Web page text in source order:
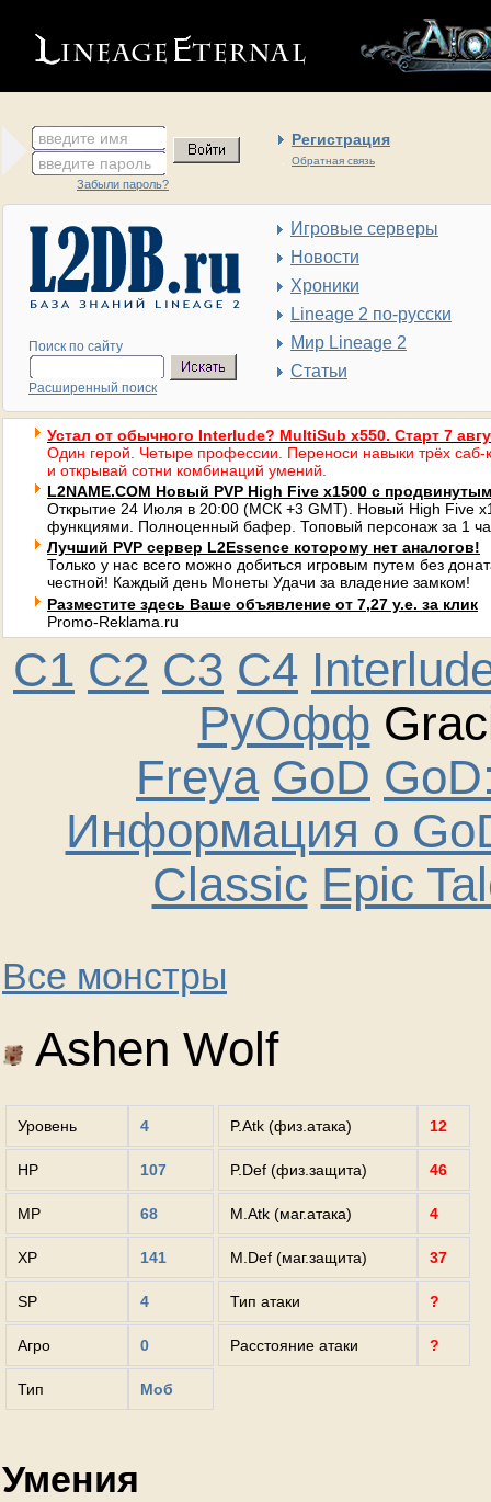
введите имя Регистрация
Обратная связь
введите пароль
Забыли пароль?
Поиск по сайту
Расширенный поиск
Игровые серверы
Новости
Хроники
Lineage 2 по-русски
Мир Lineage 2
Статьи
Устал от обычного Interlude? MultiSub x550. Старт 7
Один герой. Четыре профессии. Переноси навыки трёх саб-
и открывай сотни комбинаций умений.
L2NAME.COM Новый PVP High Five x1500 с
Открытие 24 Июля в 20:00 (МСК +3 GMT). Новый High Five
функциями. Полноценный бафер. Топовый персонаж за 1
Лучший PVP сервер L2Essence которому нет аналогов!
Только у нас всего можно добиться игровым путем без
честной! Каждый день Монеты Удачи за владение замком!
Разместите здесь Ваше объявление от 7,27 у.е. за клик
Promo-Reklama.ru
C1 C2 C3 C4
РуОфф
Freya GoD
Информация о
Classic Epic
Все монстры
Ashen Wolf
Уровень 4
HP 107
MP 68
XP 141
SP 4
Агро 0
Тип Моб
P.Atk (физ.атака) 12
P.Def (физ.защита) 46
M.Atk (маг.атака) 4
M.Def (маг.защита) 37
Тип атаки ?
Расстояние атаки ?
Умения